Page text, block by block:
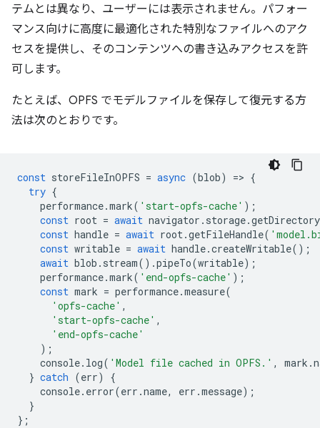
テムとは異なり、ユーザーには表示されません。パフォー
マンス向けに高度に最適化された特別なファイルへのアク
セスを提供し、そのコンテンツへの書き込みアクセスを許
可します。
たとえば、OPFS でモデルファイルを保存して復元する方
法は次のとおりです。
const storeFileInOPFS = async (blob) => {
try {
performance.mark( 'start-opfs-cache' );
const root = await navigator . storage.getDirectory
const handle = await root.getFileHandle(
const writable = await handle.createWritable();
await blob . stream().pipeTo(writable);
performance.mark( 'end-opfs-cache' );
const mark = performance.measure(
'opfs-cache' ,
'start-opfs-cache' ,
'end-opfs-cache'
);
console. log( 'Model file cached in OPFS.' , mark .
} catch (err)
{
console. error(err .name, err .message);
}
};